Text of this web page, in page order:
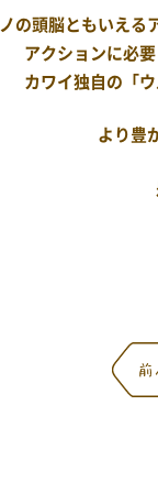
の頭脳ともいえ
アクションに必
カワイ独自の「
より豊
前